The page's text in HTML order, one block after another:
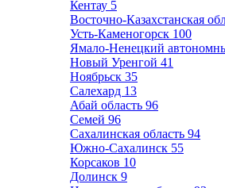
Кентау 5
Восточно-Казахстанская
Усть-Каменогорск 100
Ямало-Ненецкий
Новый Уренгой 41
Ноябрьск 35
Салехард 13
Абай область 96
Семей 96
Сахалинская область 94
Южно-Сахалинск 55
Корсаков 10
Долинск 9